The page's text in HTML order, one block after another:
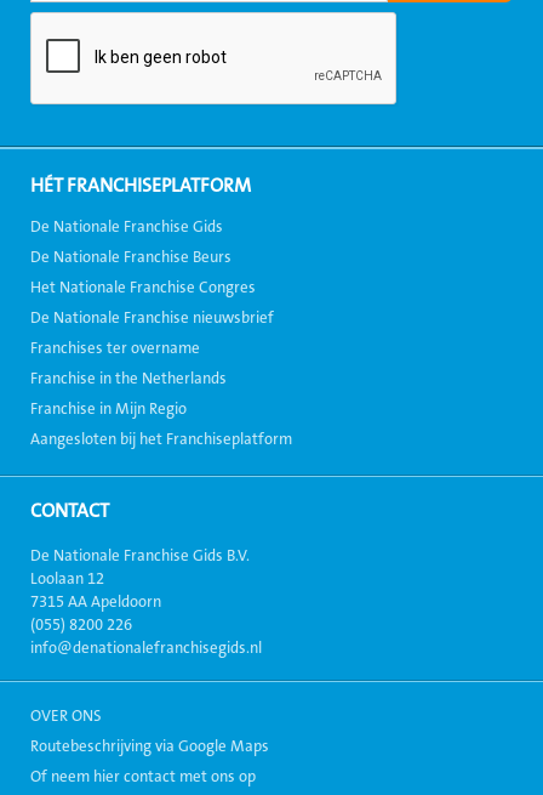
HÉT FRANCHISEPLATFORM
De Nationale Franchise Gids
De Nationale Franchise Beurs
Het Nationale Franchise Congres
De Nationale Franchise nieuwsbrief
Franchises ter overname
Franchise in the Netherlands
Franchise in Mijn Regio
Aangesloten bij het Franchiseplatform
CONTACT
De Nationale Franchise Gids B.V.
Loolaan 12
7315 AA Apeldoorn
(055) 8200 226
info@denationalefranchisegids.nl
OVER ONS
Routebeschrijving via Google Maps
Of neem hier contact met ons op